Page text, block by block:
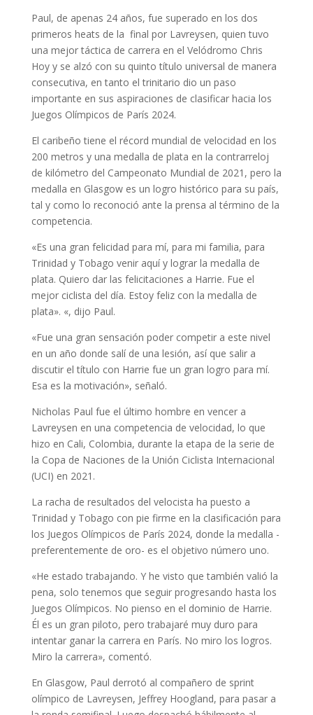
Paul, de apenas 24 años, fue superado en los dos
primeros heats de la final por Lavreysen, quien tuvo
una mejor táctica de carrera en el Velódromo Chris
Hoy y se alzó con su quinto título universal de manera
consecutiva, en tanto el trinitario dio un paso
importante en sus aspiraciones de clasificar hacia los
Juegos Olímpicos de París 2024.
El caribeño tiene el récord mundial de velocidad en los
200 metros y una medalla de plata en la contrarreloj
de kilómetro del Campeonato Mundial de 2021, pero la
medalla en Glasgow es un logro histórico para su país,
tal y como lo reconoció ante la prensa al término de la
competencia.
«Es una gran felicidad para mí, para mi familia, para
Trinidad y Tobago venir aquí y lograr la medalla de
plata. Quiero dar las felicitaciones a Harrie. Fue el
mejor ciclista del día. Estoy feliz con la medalla de
plata». «, dijo Paul.
«Fue una gran sensación poder competir a este nivel
en un año donde salí de una lesión, así que salir a
discutir el título con Harrie fue un gran logro para mí.
Esa es la motivación», señaló.
Nicholas Paul fue el último hombre en vencer a
Lavreysen en una competencia de velocidad, lo que
hizo en Cali, Colombia, durante la etapa de la serie de
la Copa de Naciones de la Unión Ciclista Internacional
(UCI) en 2021.
La racha de resultados del velocista ha puesto a
Trinidad y Tobago con pie firme en la clasificación para
los Juegos Olímpicos de París 2024, donde la medalla -
preferentemente de oro- es el objetivo número uno.
«He estado trabajando. Y he visto que también valió la
pena, solo tenemos que seguir progresando hasta los
Juegos Olímpicos. No pienso en el dominio de Harrie.
Él es un gran piloto, pero trabajaré muy duro para
intentar ganar la carrera en París. No miro los logros.
Miro la carrera», comentó.
En Glasgow, Paul derrotó al compañero de sprint
olímpico de Lavreysen, Jeffrey Hoogland, para pasar a